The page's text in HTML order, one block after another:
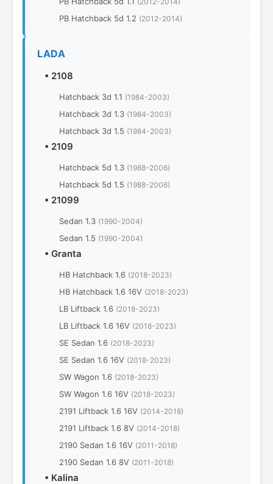
PB Hatchback 5d 1.2 (2012-2014)
LADA
• 2108
Hatchback 3d 1.1 (1984-2003)
Hatchback 3d 1.3 (1984-2003)
Hatchback 3d 1.5 (1984-2003)
• 2109
Hatchback 5d 1.3 (1988-2006)
Hatchback 5d 1.5 (1988-2006)
• 21099
Sedan 1.3 (1990-2004)
Sedan 1.5 (1990-2004)
• Granta
HB Hatchback 1.6 (2018-2023)
HB Hatchback 1.6 16V (2018-2023)
LB Liftback 1.6 (2018-2023)
LB Liftback 1.6 16V (2018-2023)
SE Sedan 1.6 (2018-2023)
SE Sedan 1.6 16V (2018-2023)
SW Wagon 1.6 (2018-2023)
SW Wagon 1.6 16V (2018-2023)
2191 Liftback 1.6 16V (2014-2018)
2191 Liftback 1.6 8V (2014-2018)
2190 Sedan 1.6 16V (2011-2018)
2190 Sedan 1.6 8V (2011-2018)
• Kalina